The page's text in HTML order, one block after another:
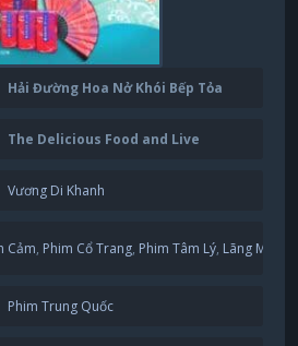
Hải Đường Hoa Nở Khói Bếp Tỏa
The Delicious Food and Live
Vương Di Khanh
Cảm, Phim Cổ Trang, Phim Tâm Lý, Lãng Mạng
Phim Trung Quốc